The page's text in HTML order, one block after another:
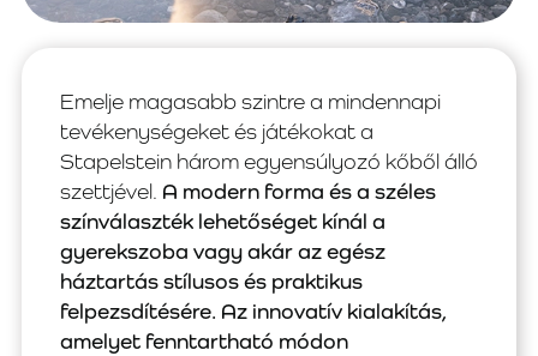
Emelje magasabb szintre a mindennapi
tevékenységeket és játékokat a
Stapelstein három egyensúlyozó kőből álló
szettjével. A modern forma és a széles
színválaszték lehetőséget kínál a
gyerekszoba vagy akár az egész
háztartás stílusos és praktikus
felpezsdítésére. Az innovatív kialakítás,
amelyet fenntartható módon